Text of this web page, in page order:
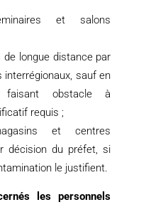
et salons
de longue distance par
sauf en
faisant obstacle à
requis ;
et centres
décision du préfet, si
le justifient.
les personnels